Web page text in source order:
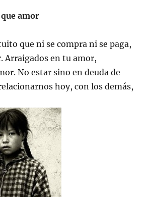
amor
que ni se compra ni se paga,
Arraigados en tu amor,
No estar sino en deuda de
hoy, con los demás,